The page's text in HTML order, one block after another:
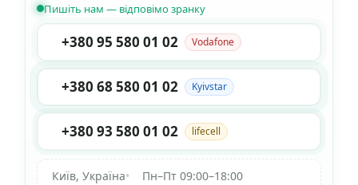
Пишіть нам — відповімо зранку
+380 95 580 01 02 Vodafone
+380 68 580 01 02 Kyivstar
+380 93 580 01 02 lifecell
Київ, Україна• Пн–Пт 09:00–18:00